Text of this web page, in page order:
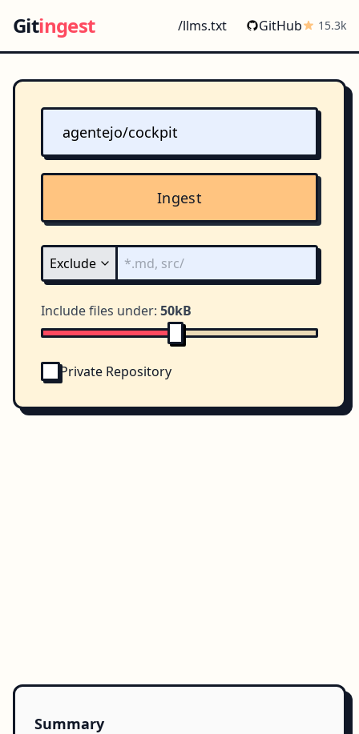
Gitingest /llms.txt GitHub 15.3k
Ingest
Include files under: 50kB
Private Repository
Summary